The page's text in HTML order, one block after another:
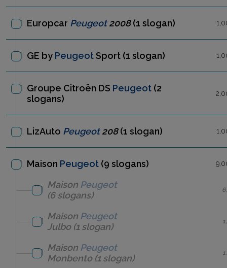
Europcar Peugeot2008(1 slogan)
GE by PeugeotSport (1 slogan)
Groupe Citroën DS Peugeot (2
slogans)
LizAuto Peugeot208(1 slogan)
Maison Peugeot (9 slogans)
Maison Peugeot
(6 slogans)
Maison Peugeot
Julbo(1 slogan)
Maison Peugeot
Monbento(1 slogan)